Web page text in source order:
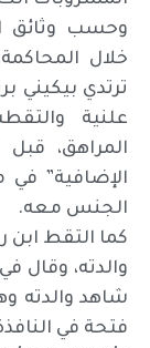
وحسب وثائق
خلال
ترتدي بيكيني
علنية
المراهق،
الإضافية”
الجنس معه.
كما التقط
والدته، وقال
شاهد والدته
فتحة في